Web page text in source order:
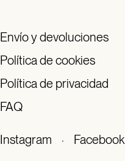
Envío y devoluciones
Política de cookies
Política de privacidad
FAQ
Instagram · Facebook